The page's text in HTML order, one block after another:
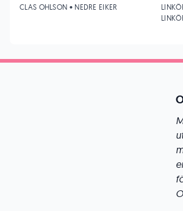
CLAS OHLSON • NEDRE EIKER